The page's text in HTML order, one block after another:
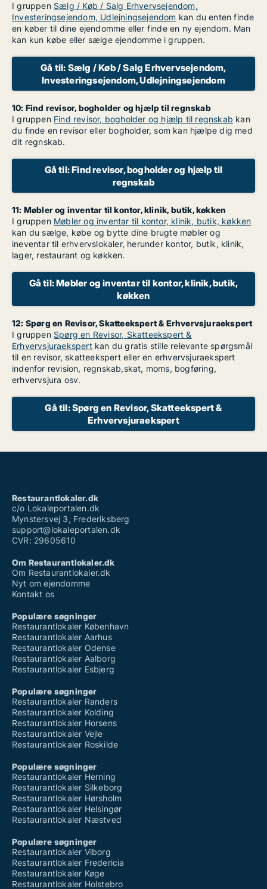
I gruppen Sælg / Køb / Salg Erhvervsejendom,
Investeringsejendom, Udlejningsejendom kan du enten finde
en køber til dine ejendomme eller finde en ny ejendom. Man
kan kun købe eller sælge ejendomme i gruppen.
Gå til: Sælg / Køb / Salg Erhvervsejendom,
Investeringsejendom, Udlejningsejendom
10: Find revisor, bogholder og hjælp til regnskab
I gruppen Find revisor, bogholder og hjælp til regnskab kan
du finde en revisor eller bogholder, som kan hjælpe dig med
dit regnskab.
Gå til: Find revisor, bogholder og hjælp til
regnskab
11: Møbler og inventar til kontor, klinik, butik, køkken
I gruppen Møbler og inventar til kontor, klinik, butik, køkken
kan du sælge, købe og bytte dine brugte møbler og
ineventar til erhvervslokaler, herunder kontor, butik, klinik,
lager, restaurant og køkken.
Gå til: Møbler og inventar til kontor, klinik, butik,
køkken
12: Spørg en Revisor, Skatteekspert & Erhvervsjuraekspert
I gruppen Spørg en Revisor, Skatteekspert &
Erhvervsjuraekspertkan du gratis stille relevante spørgsmål
til en revisor, skatteekspert eller en erhvervsjuraekspert
indenfor revision, regnskab,skat, moms, bogføring,
erhvervsjura osv.
Gå til: Spørg en Revisor, Skatteekspert &
Erhvervsjuraekspert
Restaurantlokaler.dk
c/o Lokaleportalen.dk
Mynstersvej 3, Frederiksberg
support@lokaleportalen.dk
CVR: 29605610
Om Restaurantlokaler.dk
Om Restaurantlokaler.dk
Nyt om ejendomme
Kontakt os
Populære søgninger
Restaurantlokaler København
Restaurantlokaler Aarhus
Restaurantlokaler Odense
Restaurantlokaler Aalborg
Restaurantlokaler Esbjerg
Populære søgninger
Restaurantlokaler Randers
Restaurantlokaler Kolding
Restaurantlokaler Horsens
Restaurantlokaler Vejle
Restaurantlokaler Roskilde
Populære søgninger
Restaurantlokaler Herning
Restaurantlokaler Silkeborg
Restaurantlokaler Hørsholm
Restaurantlokaler Helsingør
Restaurantlokaler Næstved
Populære søgninger
Restaurantlokaler Viborg
Restaurantlokaler Fredericia
Restaurantlokaler Køge
Restaurantlokaler Holstebro